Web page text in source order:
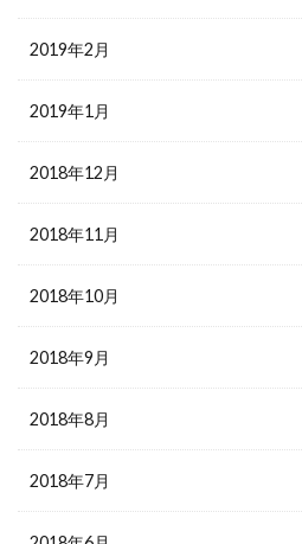
2019年2月
2019年1月
2018年12月
2018年11月
2018年10月
2018年9月
2018年8月
2018年7月